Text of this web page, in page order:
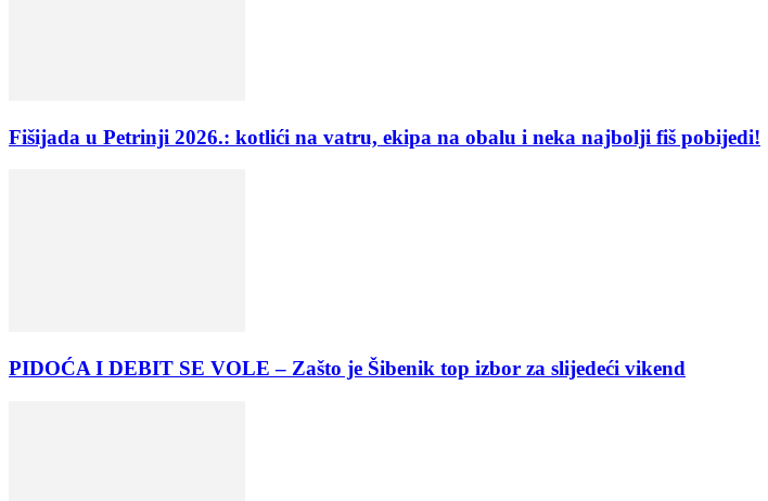
Fišijada u Petrinji 2026.: kotlići na vatru, ekipa na obalu i neka najbolji fiš pobijedi!
PIDOĆA I DEBIT SE VOLE – Zašto je Šibenik top izbor za slijedeći vikend